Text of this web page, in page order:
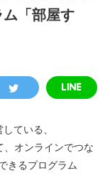
「部屋す
ている、
、オンラインでつな
きるプログラム